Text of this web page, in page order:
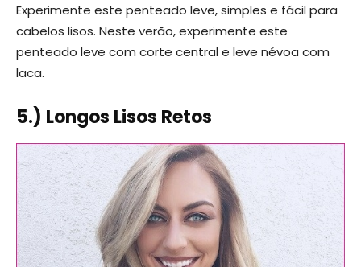
Experimente este penteado leve, simples e fácil para
cabelos lisos. Neste verão, experimente este
penteado leve com corte central e leve névoa com
laca.
5.) Longos Lisos Retos